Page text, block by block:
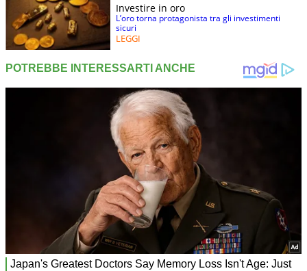
Investire in oro
L’oro torna protagonista tra gli investimenti
sicuri
LEGGI